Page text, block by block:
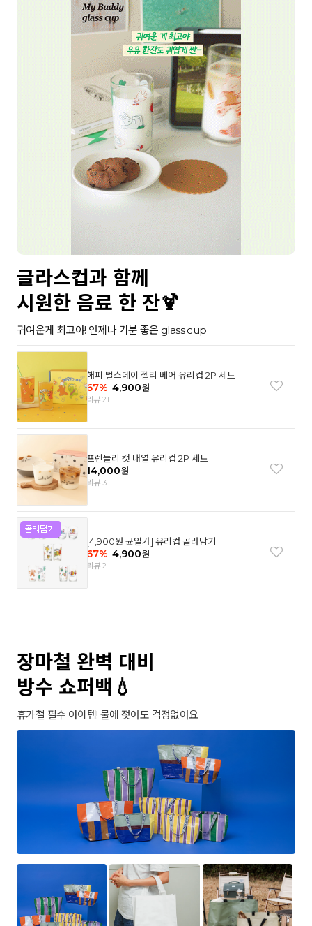
글라스컵과 함께
시원한 음료 한 잔🍹
귀여운게 최고야! 언제나 기분 좋은 glass cup
해피 벌스데이 젤리 베어 유리컵 2P 세트
67% 4,900원
리뷰 21
프렌들리 캣 내열 유리컵 2P 세트
14,000원
리뷰 3
[4,900원 균일가] 유리컵 골라담기
67% 4,900원
리뷰 2
장마철 완벽 대비
방수 쇼퍼백💧
휴가철 필수 아이템! 물에 젖어도 걱정없어요